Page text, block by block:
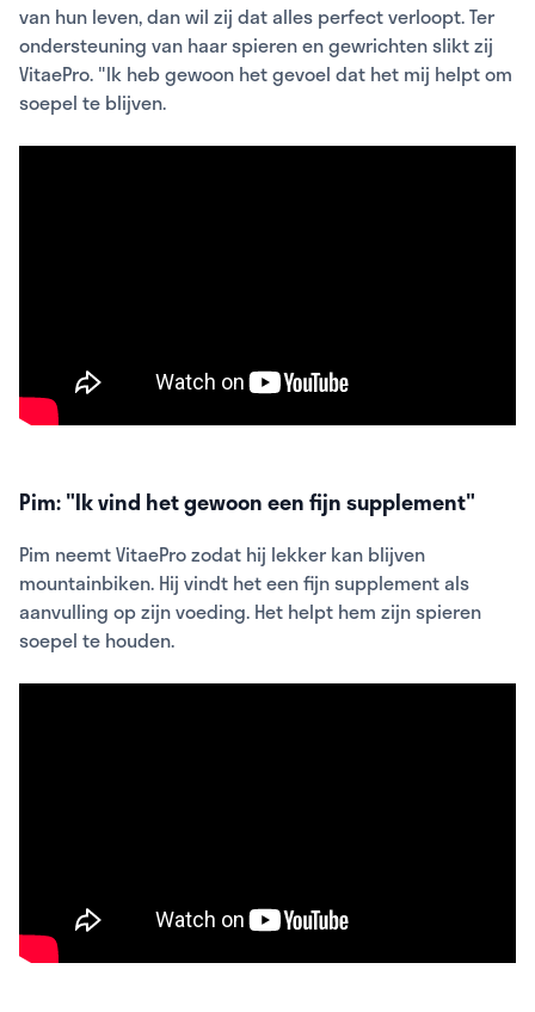
van hun leven, dan wil zij dat alles perfect verloopt. Ter
ondersteuning van haar spieren en gewrichten slikt zij
VitaePro. "Ik heb gewoon het gevoel dat het mij helpt om
soepel te blijven.
Pim: "Ik vind het gewoon een fijn supplement"
Pim neemt VitaePro zodat hij lekker kan blijven
mountainbiken. Hij vindt het een fijn supplement als
aanvulling op zijn voeding. Het helpt hem zijn spieren
soepel te houden.